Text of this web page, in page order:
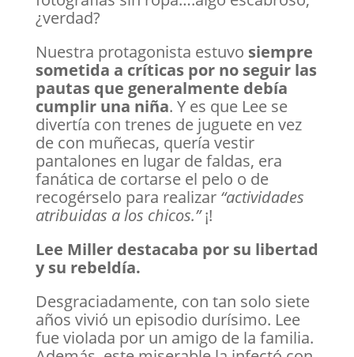
¿verdad?
Nuestra protagonista estuvo siempre
sometida a críticas por no seguir las
pautas que generalmente debía
cumplir una niña. Y es que Lee se
divertía con trenes de juguete en vez
de con muñecas, quería vestir
pantalones en lugar de faldas, era
fanática de cortarse el pelo o de
recogérselo para realizar “actividades
atribuidas a los chicos.”¡!
Lee Miller destacaba por su libertad
y su rebeldía.
Desgraciadamente, con tan solo siete
años vivió un episodio durísimo. Lee
fue violada por un amigo de la familia.